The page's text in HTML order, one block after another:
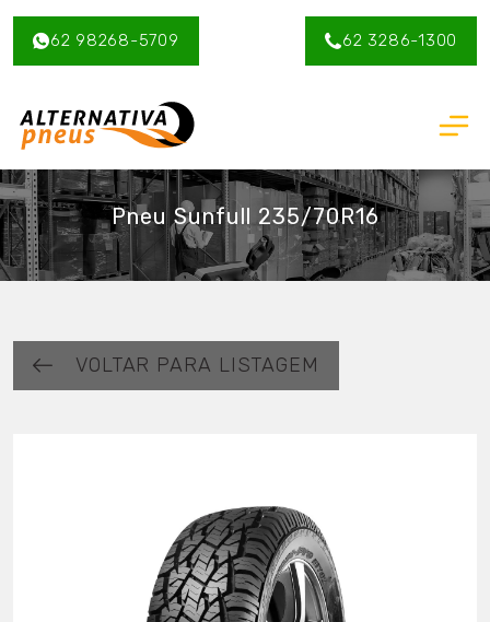
62 98268-5709 62 3286-1300
Pneu Sunfull 235/70R16
VOLTAR PARA LISTAGEM